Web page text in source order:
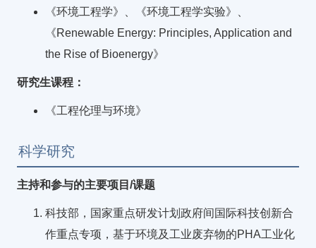
《环境工程学》、《环境工程学实验》、
《Renewable Energy: Principles, Application and
the Rise of Bioenergy》
研究生课程：
《工程伦理与环境》
科学研究
主持和参与的主要项目/课题
科技部，国家重点研发计划政府间国际科技创新合
作重点专项，基于环境及工业废弃物的PHA工业化